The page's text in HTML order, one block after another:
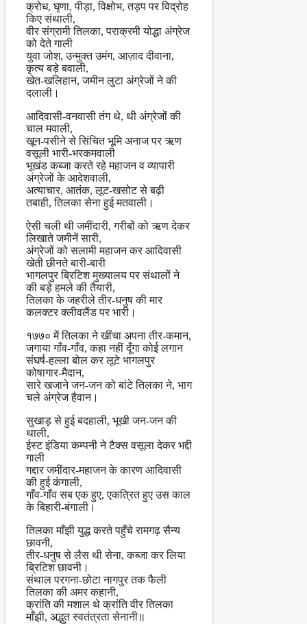
क्रोध, घृणा, पीड़ा, विक्षोभ, तड़प पर विद्रोह
किए संथाली,
वीर संग्रामी तिलका, पराक्रमी योद्धा अंग्रेज
को देते गाली
युवा जोश, उन्मुक्त उमंग, आज़ाद दीवाना,
कृत्य बड़े बवाली,
खेत-खलिहान, जमीन लुटा अंग्रेजों ने की
दलाली।
आदिवासी-वनवासी तंग थे, थी अंग्रेजों की
चाल मवाली,
खून-पसीने से सिंचित भूमि अनाज पर ऋण
वसूली भारी-भरकमवाली
भूखंड कब्जा करते रहे महाजन व व्यापारी
अंग्रेजों के आदेशवाली,
अत्याचार, आतंक, लूट-खसोट से बढ़ी
तबाही, तिलका सेना हुई मतवाली।
ऐसी चली थी जमींदारी, गरीबों को ऋण देकर
लिखाते जमीनें सारी,
अंग्रेजों को सलामी महाजन कर आदिवासी
खेती छीनते बारी-बारी
भागलपुर ब्रिटिश मुख्यालय पर संथालों ने
की बड़े हमले की तैयारी,
तिलका के जहरीले तीर-धनुष की मार
कलक्टर क्लीवलैंड पर भारी।
१७७० में तिलका ने खींचा अपना तीर-कमान,
जगाया गाँव-गाँव, कहा नहीं दूँगा कोई लगान
संघर्ष-हल्ला बोल कर लूटे भागलपुर
कोषागार-मैदान,
सारे खजाने जन-जन को बांटे तिलका ने, भाग
चले अंग्रेज हैवान।
सुखाड़ से हुई बदहाली, भूखी जन-जन की
थाली,
ईस्ट इंडिया कम्पनी ने टैक्स वसूला देकर भद्दी
गाली
गद्दार जमींदार-महाजन के कारण आदिवासी
की हुई कंगाली,
गाँव-गाँव सब एक हुए, एकत्रित हुए उस काल
के बिहारी-बंगाली।
तिलका माँझी युद्ध करते पहुँचे रामगढ़ सैन्य
छावनी,
तीर-धनुष से लैस थी सेना, कब्जा कर लिया
ब्रिटिश छावनी।
संथाल परगना-छोटा नागपुर तक फैली
तिलका की अमर कहानी,
क्रांति की मशाल थे क्रांति वीर तिलका
माँझी, अद्भुत स्वतंत्रता सेनानी॥